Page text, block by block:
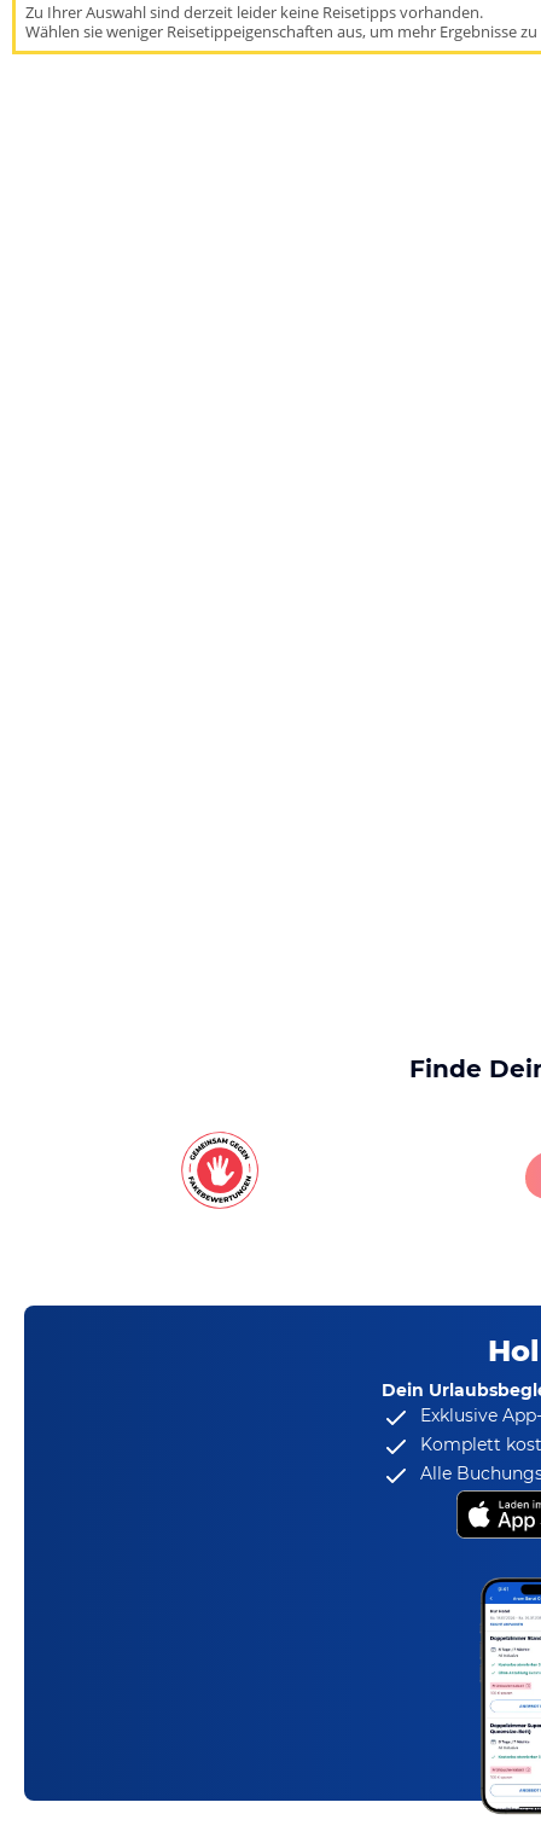
Zu Ihrer Auswahl sind derzeit leider keine Reisetipps vorhanden.
Wählen sie weniger Reisetippeigenschaften aus, um mehr Ergebnisse
Finde
Dein
Exklusive
Komplett
Alle